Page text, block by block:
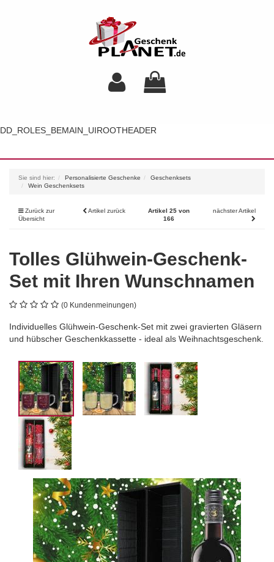
DD_ROLES_BEMAIN_UIROOTHEADER
Sie sind hier: Personalisierte Geschenke
Geschenksets
Wein Geschenksets
Zurück zur
Übersicht
Artikel zurück
Artikel 25 von
166
nächster Artikel
Tolles Glühwein-Geschenk-
Set mit Ihren Wunschnamen
(0 Kundenmeinungen)
Individuelles Glühwein-Geschenk-Set mit zwei gravierten Gläsern
und hübscher Geschenkkassette - ideal als Weihnachtsgeschenk.